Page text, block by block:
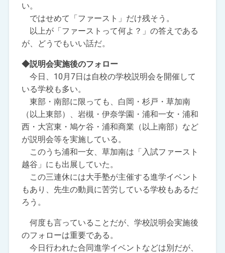
い。
ではせめて「ファースト」だけ残そう。
以上が「ファーストって何よ？」の答えである
が、どうでもいい話だ。
◆説明会実施後のフォロー
今日、10月7日は自校の学校説明会を開催して
いる学校も多い。
東部・南部に限っても、白岡・杉戸・草加南
（以上東部）、岩槻・伊奈学園・浦和一女・浦和
西・大宮東・鳩ケ谷・浦和商業（以上南部）など
が説明会等を実施している。
このうち浦和一女、草加南は「入試ファースト
越谷」にも出展していた。
この三連休には大手塾が主催する進学イベント
もあり、先生の動員に苦労している学校もあるだ
ろう。
何度も言っていることだが、学校説明会実施後
のフォローは重要である。
今日行われた合同進学イベントなどは別だが、